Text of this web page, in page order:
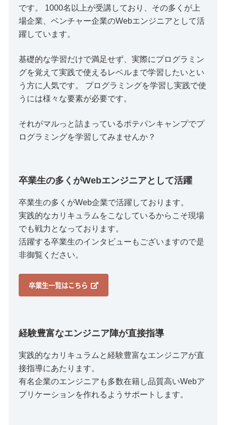
です。 1000名以上が受講しており、その多くが上
場企業、ベンチャー企業のWebエンジニアとして活
躍しています。
基礎的な学習だけで満足せず、実際にプログラミン
グを覚えて実践で使えるレベルまで学習したいとい
う方に人気です。 プログラミングを学習し実践で使
うには様々な要素が必要です。
それがマルっと詰まっているポテパンキャンプでプ
ログラミングを学習してみませんか？
卒業生の多くがWebエンジニアとして活躍
卒業生の多くがWeb企業で活躍しております。
実践的なカリキュラムをこなしているからこそ現場
でも戦力となっております。
活躍する卒業生のインタビューもございますので是
非御覧ください。
卒業生一覧はこちら
経験豊富なエンジニア陣が直接指導
実践的なカリキュラムと経験豊富なエンジニアが直
接指導にあたります。
有名企業のエンジニアも多数在籍し品質高いWebア
プリケーションを作れるようサポートします。